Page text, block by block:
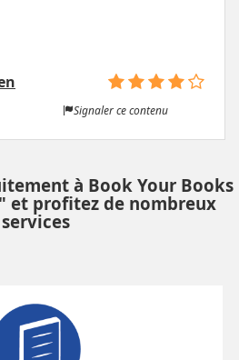
Signaler ce contenu
à Book Your Books
et profitez de nombreux
services